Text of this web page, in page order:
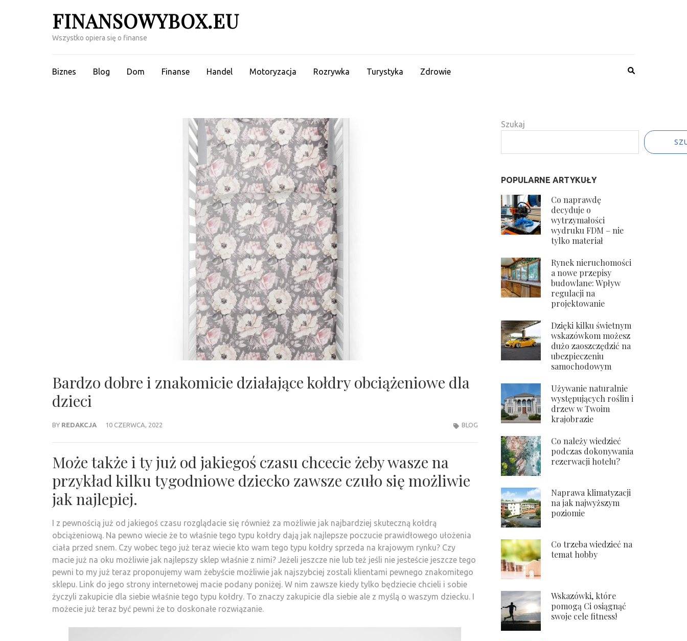
FINANSOWYBOX.EU
Wszystko opiera się o finanse
Biznes Blog Dom Finanse Handel Motoryzacja Rozrywka Turystyka Zdrowie
Bardzo dobre i znakomicie działające kołdry obciążeniowe dla
dzieci
BY REDAKCJA 10 CZERWCA, 2022 BLOG
Może także i ty już od jakiegoś czasu chcecie żeby wasze na
przykład kilku tygodniowe dziecko zawsze czuło się możliwie
jak najlepiej.
I z pewnością już od jakiegoś czasu rozglądacie się również za możliwie jak najbardziej skuteczną kołdrą
obciążeniową. Na pewno wiecie że to właśnie tego typu kołdry dają jak najlepsze poczucie prawidłowego ułożenia
ciała przed snem. Czy wobec tego już teraz wiecie kto wam tego typu kołdry sprzeda na krajowym rynku? Czy
macie już na oku możliwie jak najlepszy sklep właśnie z nimi? Jeżeli jeszcze nie lub też jeśli nie jesteście jeszcze tego
pewni to my już teraz proponujemy wam żebyście możliwie jak najszybciej zostali klientami pewnego znakomitego
sklepu. Link do jego strony internetowej macie podany poniżej. W nim zawsze kiedy tylko będziecie chcieli i sobie
życzyli zakupicie dla siebie właśnie tego typu kołdry. To znaczy zakupicie dla siebie ale z myślą o waszym dziecku. I
możecie już teraz być pewni że to doskonałe rozwiązanie.
Szukaj
POPULARNE ARTYKUŁY
Co naprawdę
decyduje o
wytrzymałości
wydruku FDM – nie
tylko materiał
Rynek nieruchomości
a nowe przepisy
budowlane: Wpływ
regulacji na
projektowanie
Dzięki kilku świetnym
wskazówkom możesz
dużo zaoszczędzić na
ubezpieczeniu
samochodowym
Używanie naturalnie
występujących roślin i
drzew w Twoim
krajobrazie
Co należy wiedzieć
podczas dokonywania
rezerwacji hotelu?
Naprawa klimatyzacji
na jak najwyższym
poziomie
Co trzeba wiedzieć na
temat hobby
Wskazówki, które
pomogą Ci osiągnąć
swoje cele fitness!